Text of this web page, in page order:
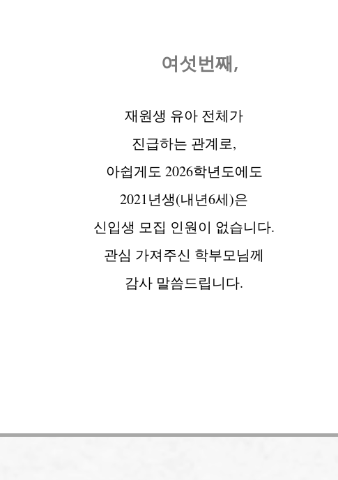
여섯번째,
재원생 유아 전체가
​진급하는 관계로,
아쉽게도 2026학년도에도
2021년생(내년6세)은
신입생 모집 인원이 없습니다.
관심 가져주신 학부모님께
감사 말씀드립니다.